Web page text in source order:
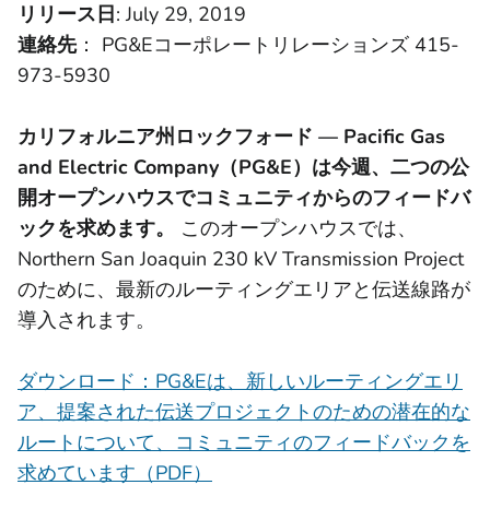
リリース日: July 29, 2019
連絡先： PG&Eコーポレートリレーションズ 415-
973-5930
カリフォルニア州ロックフォード — Pacific Gas
and Electric Company（PG&E）は今週、二つの公
開オープンハウスでコミュニティからのフィードバ
ックを求めます。
このオープンハウスでは、
Northern San Joaquin 230 kV Transmission Project
のために、最新のルーティングエリアと伝送線路が
導入されます。
ダウンロード：PG&Eは、新しいルーティングエリ
ア、提案された伝送プロジェクトのための潜在的な
ルートについて、コミュニティのフィードバックを
求めています（PDF）